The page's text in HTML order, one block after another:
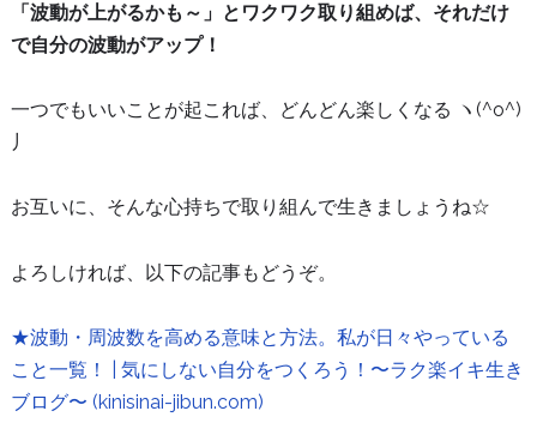
「波動が上がるかも～」とワクワク取り組めば、それだけ
で自分の波動がアップ！
一つでもいいことが起これば、どんどん楽しくなる ヽ(^o^)
丿
お互いに、そんな心持ちで取り組んで生きましょうね☆
よろしければ、以下の記事もどうぞ。
★波動・周波数を高める意味と方法。私が日々やっている
こと一覧！ | 気にしない自分をつくろう！〜ラク楽イキ生き
ブログ〜 (kinisinai-jibun.com)